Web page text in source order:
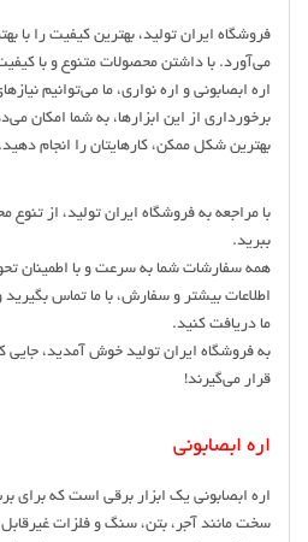
فروشگاه ایران تولید، بهترین کیفیت را با
می‌آورد. با داشتن محصولات متنوع و با
اره ابصابونی و اره نواری، ما می‌توانیم
برخورداری از این ابزارها، به شما امکان
بهترین شکل ممکن، کارهایتان را انجام دهید.
با مراجعه به فروشگاه ایران تولید، از
ببرید.
همه سفارشات شما به سرعت و با اطمینان
اطلاعات بیشتر و سفارش، با ما تماس بگیرید
ما دریافت کنید.
به فروشگاه ایران تولید خوش آمدید،
قرار می‌گیرند!
اره ابصابونی
اره ابصابونی یک ابزار برقی است که
سخت مانند آجر، بتن، سنگ و فلزات